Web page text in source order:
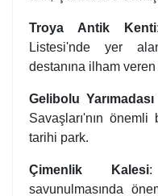
Troya Antik Kenti
Listesi'nde yer
destanına ilham
Gelibolu
Savaşları'nın önemli
tarihi park.
Çimenlik Kalesi:
savunulmasında